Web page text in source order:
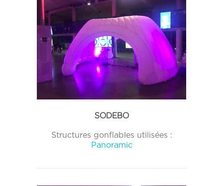
SODEBO
Structures gonflables utilisées :
Panoramic